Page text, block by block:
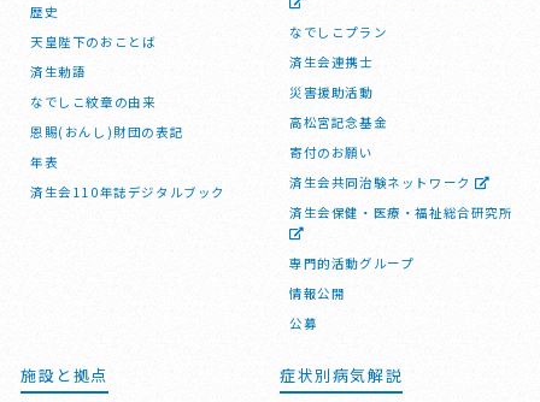
歴史
天皇陛下のおことば
済生勅語
なでしこ紋章の由来
恩賜(おんし)財団の表記
年表
済生会110年誌デジタルブック
なでしこプラン
済生会連携士
災害援助活動
高松宮記念基金
寄付のお願い
済生会共同治験ネットワーク
済生会保健・医療・福祉総合研究所
専門的活動グループ
情報公開
公募
施設と拠点 症状別病気解説